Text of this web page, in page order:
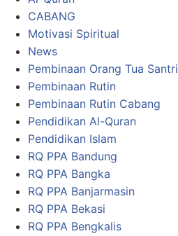
CABANG
Motivasi Spiritual
News
Pembinaan Orang Tua Santri
Pembinaan Rutin
Pembinaan Rutin Cabang
Pendidikan Al-Quran
Pendidikan Islam
RQ PPA Bandung
RQ PPA Bangka
RQ PPA Banjarmasin
RQ PPA Bekasi
RQ PPA Bengkalis